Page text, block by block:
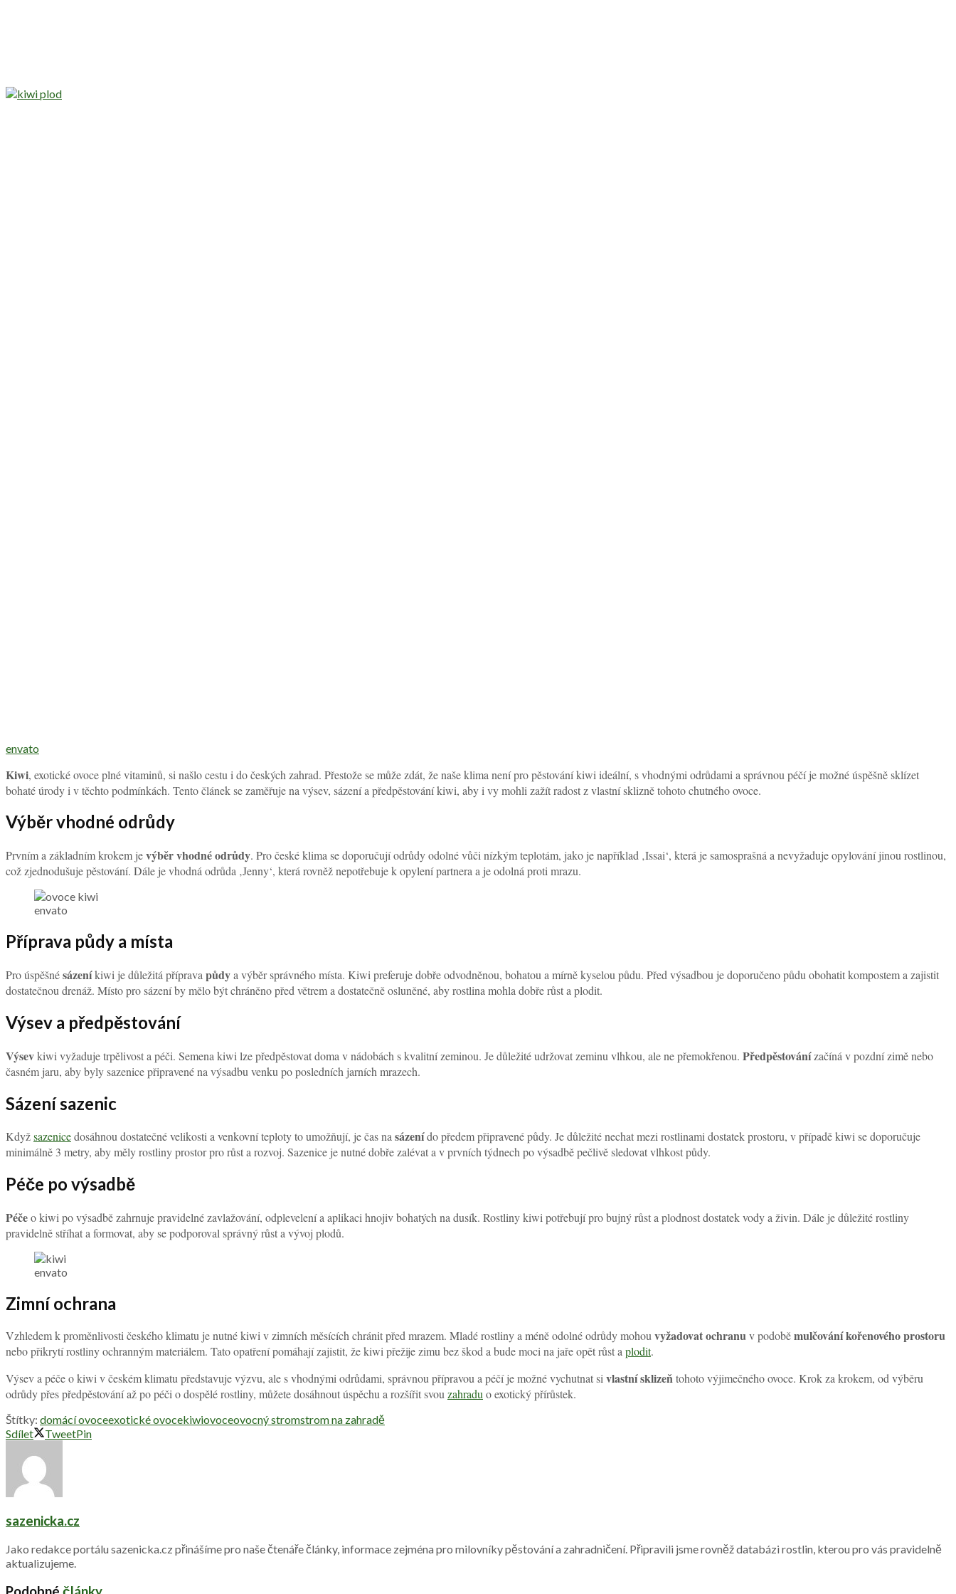
envato
Kiwi, exotické ovoce plné vitaminů, si našlo cestu i do českých zahrad. Přestože se může zdát, že naše klima není pro pěstování kiwi ideální, s vhodnými odrůdami a správnou péčí je možné úspěšně sklízet
bohaté úrody i v těchto podmínkách. Tento článek se zaměřuje na výsev, sázení a předpěstování kiwi, aby i vy mohli zažít radost z vlastní sklizně tohoto chutného ovoce.
Výběr vhodné odrůdy
Prvním a základním krokem jevýběr vhodné odrůdy. Pro české klima se doporučují odrůdy odolné vůči nízkým teplotám, jako je například ‚Issai‘, která je samosprašná a nevyžaduje opylování jinou rostlinou,
což zjednodušuje pěstování. Dále je vhodná odrůda ‚Jenny‘, která rovněž nepotřebuje k opylení partnera a je odolná proti mrazu.
envato
Příprava půdy a místa
Pro úspěšnésázeníkiwi je důležitá příprava půdya výběr správného místa. Kiwi preferuje dobře odvodněnou, bohatou a mírně kyselou půdu. Před výsadbou je doporučeno půdu obohatit kompostem a zajistit
dostatečnou drenáž. Místo pro sázení by mělo být chráněno před větrem a dostatečně osluněné, aby rostlina mohla dobře růst a plodit.
Výsev a předpěstování
Výsevkiwi vyžaduje trpělivost a péči. Semena kiwi lze předpěstovat doma v nádobách s kvalitní zeminou. Je důležité udržovat zeminu vlhkou, ale ne přemokřenou. Předpěstovánízačíná v pozdní zimě nebo
časném jaru, aby byly sazenice připravené na výsadbu venku po posledních jarních mrazech.
Sázení sazenic
Kdyžsazenicedosáhnou dostatečné velikosti a venkovní teploty to umožňují, je čas na sázenído předem připravené půdy. Je důležité nechat mezi rostlinami dostatek prostoru, v případě kiwi se doporučuje
minimálně 3 metry, aby měly rostliny prostor pro růst a rozvoj. Sazenice je nutné dobře zalévat a v prvních týdnech po výsadbě pečlivě sledovat vlhkost půdy.
Péče po výsadbě
Péčeo kiwi po výsadbě zahrnuje pravidelné zavlažování, odplevelení a aplikaci hnojiv bohatých na dusík. Rostliny kiwi potřebují pro bujný růst a plodnost dostatek vody a živin. Dále je důležité rostliny
pravidelně stříhat a formovat, aby se podporoval správný růst a vývoj plodů.
envato
Zimní ochrana
Vzhledem k proměnlivosti českého klimatu je nutné kiwi v zimních měsících chránit před mrazem. Mladé rostliny a méně odolné odrůdy mohouvyžadovat ochranuv podoběmulčování kořenového prostoru
nebo přikrytí rostliny ochranným materiálem. Tato opatření pomáhají zajistit, že kiwi přežije zimu bez škod a bude moci na jaře opět růst aplodit.
Výsev a péče o kiwi v českém klimatu představuje výzvu, ale s vhodnými odrůdami, správnou přípravou a péčí je možné vychutnat sivlastní sklizeňtohoto výjimečného ovoce. Krok za krokem, od výběru
odrůdy přes předpěstování až po péči o dospělé rostliny, můžete dosáhnout úspěchu a rozšířit svouzahraduo exotický přírůstek.
Štítky: domácí ovoceexotické ovocekiwiovoceovocný stromstrom na zahradě
Sdílet
TweetPin
sazenicka.cz
Jako redakce portálu sazenicka.cz přinášíme pro naše čtenáře články, informace zejména pro milovníky pěstování a zahradničení. Připravili jsme rovněž databázi rostlin, kterou pro vás pravidelně
aktualizujeme.
Podobné články